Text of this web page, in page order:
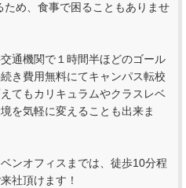
め、食事で困ることもありませ
通機関で１時間半ほどのゴール
き費用無料にてキャンパス転校
てもカリキュラムやクラスレベ
を気軽に変えることも出来ま
ンオフィスまでは、徒歩10分程
社頂けます！